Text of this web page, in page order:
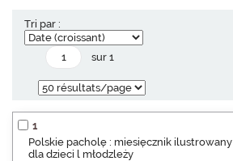
Tri par :
sur 1
1
Polskie pacholę : miesięcznik ilustrowany
dla dzieci l młodzleży